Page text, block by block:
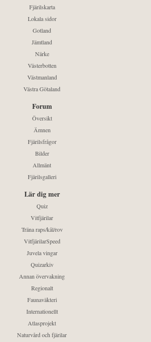
Fjärilskarta
Lokala sidor
Gotland
Jämtland
Närke
Västerbotten
Västmanland
Västra Götaland
Forum
Översikt
Ämnen
Fjärilsfrågor
Bilder
Allmänt
Fjärilsgalleri
Lär dig mer
Quiz
Vitfjärilar
Träna raps/kål/rov
VitfjärilarSpeed
Juvela vingar
Quizarkiv
Annan övervakning
Regionalt
Faunaväkteri
Internationellt
Atlasprojekt
Naturvård och fjärilar